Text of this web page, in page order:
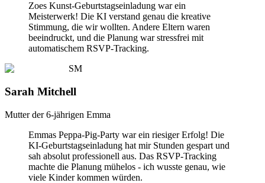
Zoes Kunst-Geburtstagseinladung war ein
Meisterwerk! Die KI verstand genau die kreative
Stimmung, die wir wollten. Andere Eltern waren
beeindruckt, und die Planung war stressfrei mit
automatischem RSVP-Tracking.
SM
Sarah Mitchell
Mutter der 6-jährigen Emma
Emmas Peppa-Pig-Party war ein riesiger Erfolg! Die
KI-Geburtstagseinladung hat mir Stunden gespart und
sah absolut professionell aus. Das RSVP-Tracking
machte die Planung mühelos - ich wusste genau, wie
viele Kinder kommen würden.